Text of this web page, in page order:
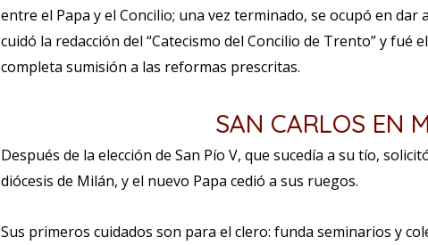
entre el Papa y el Concilio; una vez terminado, se ocupó en
cuidó la redacción del “Catecismo del Concilio de Trento” y fué
completa sumisión a las reformas prescritas.
SAN CARLOS EN
Después de la elección de San Pío V, que sucedía a su tío,
diócesis de Milán, y el nuevo Papa cedió a sus ruegos.
Sus primeros cuidados son para el clero: funda seminarios y